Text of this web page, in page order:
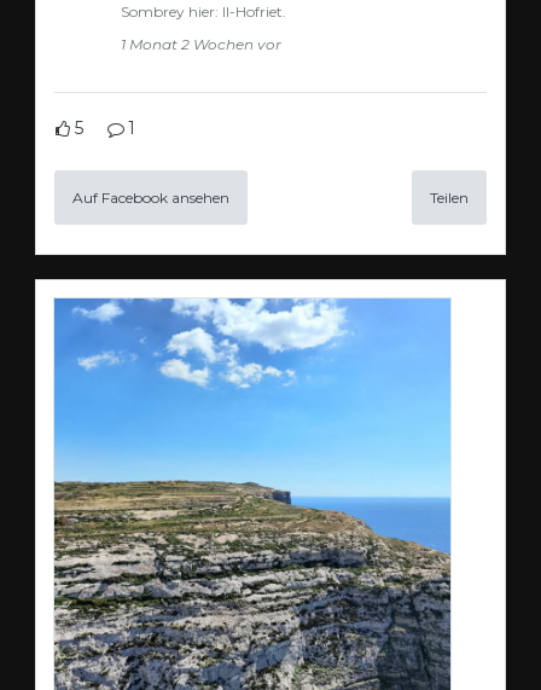
Sombrey hier: Il-Hofriet.
1 Monat 2 Wochen vor
5 1
Auf Facebook ansehen Teilen